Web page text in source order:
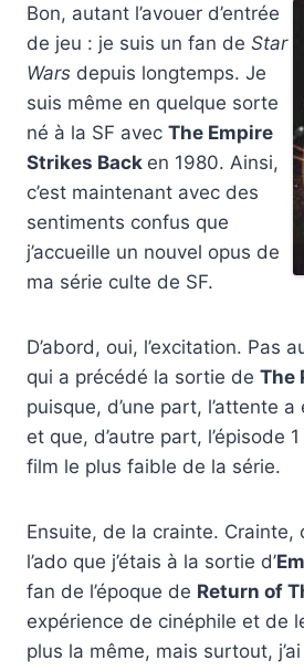
Bon, autant l’avouer d’entrée
de jeu : je suis un fan de Star
Wars depuis longtemps. Je
suis même en quelque sorte
né à la SF avec The Empire
Strikes Back en 1980. Ainsi,
c’est maintenant avec des
sentiments confus que
j’accueille un nouvel opus de
ma série culte de SF.
D’abord, oui, l’excitation. Pas
qui a précédé la sortie de The
puisque, d’une part, l’attente
et que, d’autre part, l’épisode
film le plus faible de la série.
Ensuite, de la crainte. Crainte,
l’ado que j’étais à la sortie d’
fan de l’époque de Return of
expérience de cinéphile et de
plus la même, mais surtout,